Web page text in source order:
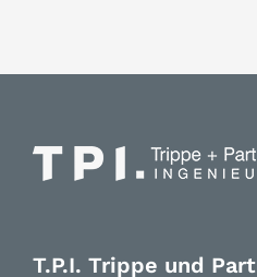
T.P.I. Trippe und